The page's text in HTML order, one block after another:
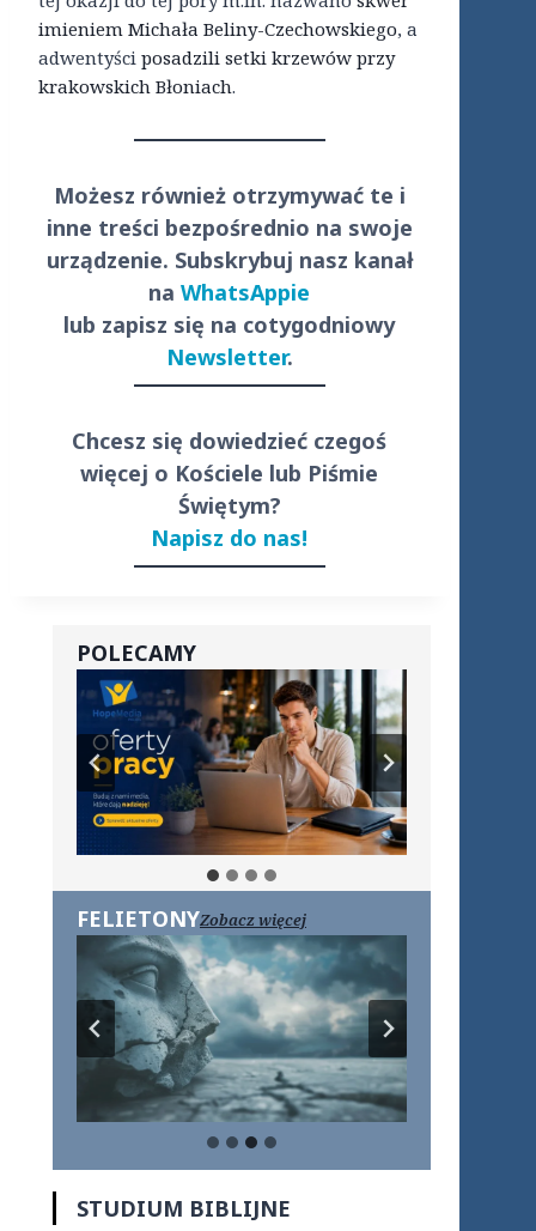
imieniem Michała Beliny-Czechowskiego, a
adwentyści posadzili setki krzewów przy
krakowskich Błoniach.
Możesz również otrzymywać te i
inne treści bezpośrednio na swoje
urządzenie. Subskrybuj nasz kanał
naWhatsAppie
lub zapisz się na cotygodniowy
Newsletter.
Chcesz się dowiedzieć czegoś
więcej o Kościele lub Piśmie
Świętym?
Napisz do nas!
POLECAMY
FELIETONYZobacz więcej
STUDIUM BIBLIJNE